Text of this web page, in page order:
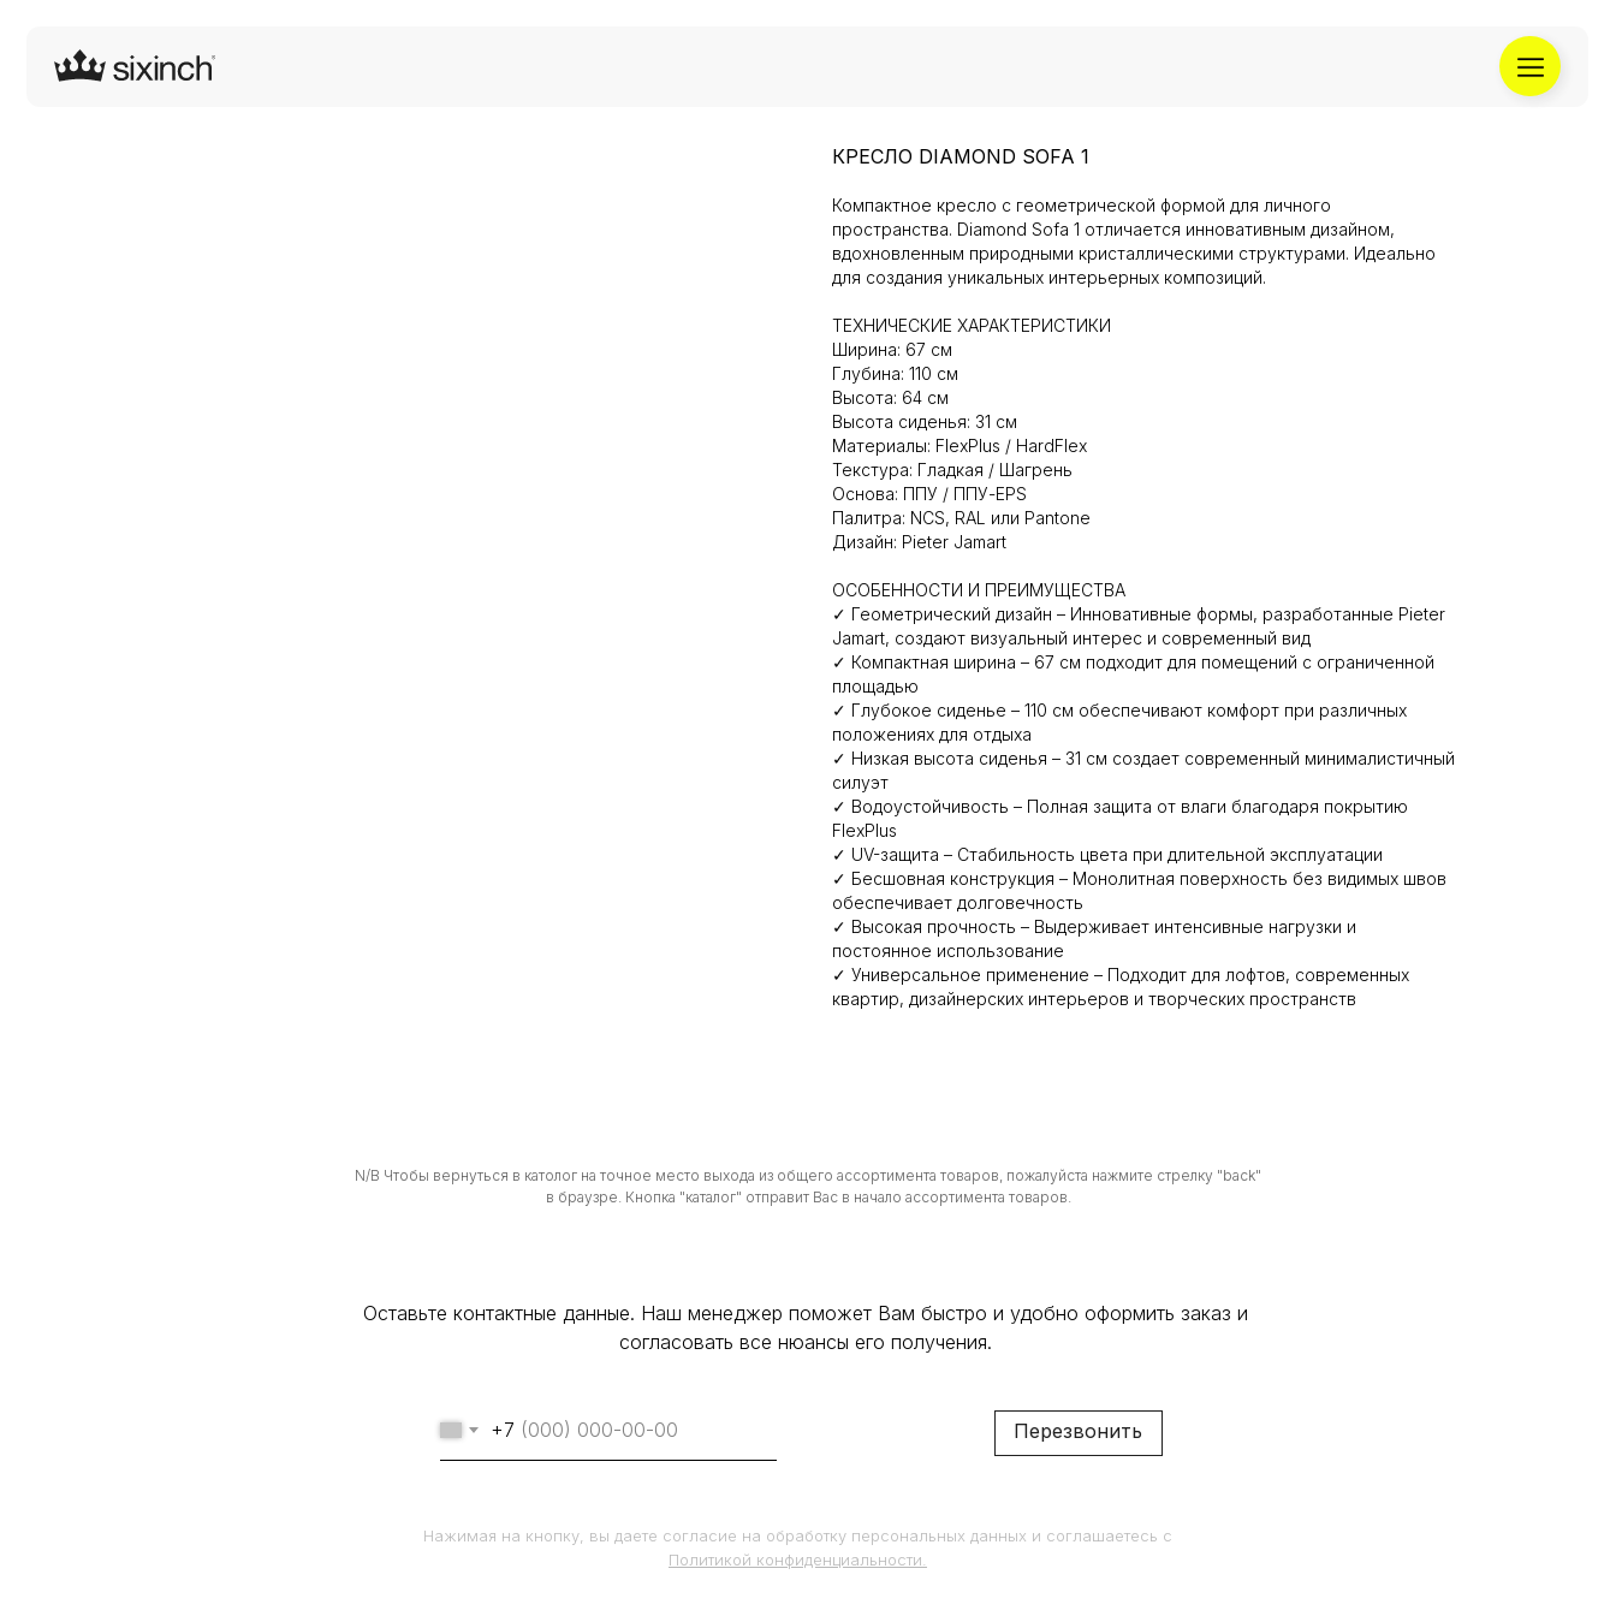
КРЕСЛО DIAMOND SOFA 1
Компактное кресло с геометрической формой для личного
пространства. Diamond Sofa 1 отличается инновативным дизайном,
вдохновленным природными кристаллическими структурами. Идеально
для создания уникальных интерьерных композиций.
ТЕХНИЧЕСКИЕ ХАРАКТЕРИСТИКИ
Ширина: 67 см
Глубина: 110 см
Высота: 64 см
Высота сиденья: 31 см
Материалы: FlexPlus / HardFlex
Текстура: Гладкая / Шагрень
Основа: ППУ / ППУ-EPS
Палитра: NCS, RAL или Pantone
Дизайн: Pieter Jamart
ОСОБЕННОСТИ И ПРЕИМУЩЕСТВА
✓ Геометрический дизайн – Инновативные формы, разработанные Pieter
Jamart, создают визуальный интерес и современный вид
✓ Компактная ширина – 67 см подходит для помещений с ограниченной
площадью
✓ Глубокое сиденье – 110 см обеспечивают комфорт при различных
положениях для отдыха
✓ Низкая высота сиденья – 31 см создает современный минималистичный
силуэт
✓ Водоустойчивость – Полная защита от влаги благодаря покрытию
FlexPlus
✓ UV-защита – Стабильность цвета при длительной эксплуатации
✓ Бесшовная конструкция – Монолитная поверхность без видимых швов
обеспечивает долговечность
✓ Высокая прочность – Выдерживает интенсивные нагрузки и
постоянное использование
✓ Универсальное применение – Подходит для лофтов, современных
квартир, дизайнерских интерьеров и творческих пространств
N/B Чтобы вернуться в католог на точное место выхода из общего ассортимента товаров, пожалуйста нажмите стрелку "back"
в браузре. Кнопка "каталог" отправит Вас в начало ассортимента товаров.
+7 Перезвонить
Оставьте контактные данные. Наш менеджер поможет Вам быстро и удобно оформить заказ и
согласовать все нюансы его получения.
Нажимая на кнопку, вы даете согласие на обработку персональных данных и соглашаетесь c
Политикой конфиденциальности.